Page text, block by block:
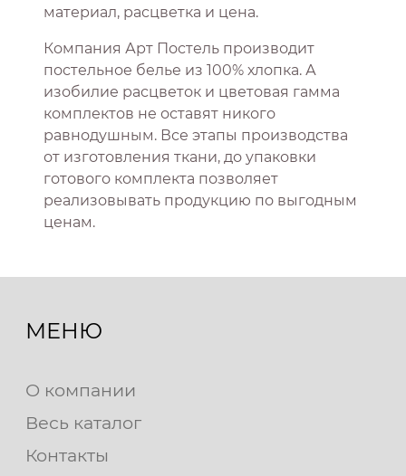
материал, расцветка и цена.
Компания Арт Постель производит
постельное белье из 100% хлопка. А
изобилие расцветок и цветовая гамма
комплектов не оставят никого
равнодушным. Все этапы производства
от изготовления ткани, до упаковки
готового комплекта позволяет
реализовывать продукцию по выгодным
ценам.
МЕНЮ
О компании
Весь каталог
Контакты